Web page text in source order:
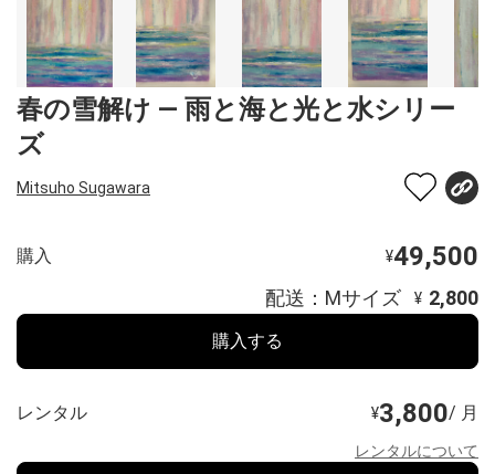
春の雪解け ― 雨と海と光と水シリー
ズ
Mitsuho Sugawara
購入 ¥49,500
配送：Mサイズ ¥ 2,800
購入する
レンタル ¥3,800/ 月
レンタルについて